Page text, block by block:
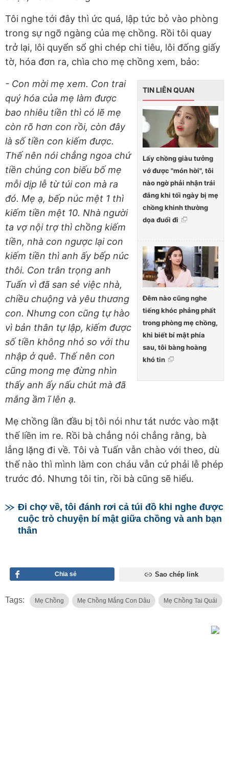
Tôi nghe tới đây thì ức quá, lập tức bỏ vào phòng
trong sự ngỡ ngàng của mẹ chồng. Rồi tôi quay
trở lại, lôi quyển sổ ghi chép chi tiêu, lôi đống giấy
tờ, hóa đơn ra, chìa cho mẹ chồng xem, bảo:
TIN LIÊN QUAN
Lấy chồng giàu tưởng
vớ được "món hời", tôi
nào ngờ phải nhận trái
đắng khi tối ngày bị mẹ
chồng khinh thường
dọa đuổi đi
Đêm nào cũng nghe
tiếng khóc phảng phất
trong phòng mẹ chồng,
khi biết bí mật phía
sau, tôi bàng hoàng
khó tin
- Con mời mẹ xem. Con trai
quý hóa của mẹ làm được
bao nhiêu tiền thì có lẽ mẹ
còn rõ hơn con rồi, còn đây
là số tiền con kiếm được.
Thế nên nói chẳng ngoa chứ
tiền chúng con biếu bố mẹ
mỗi dịp lễ từ túi con mà ra
đó. Mẹ ạ, bếp núc mệt 1 thì
kiếm tiền mệt 10. Nhà người
ta vợ nội trợ thì chồng kiếm
tiền, nhà con ngược lại con
kiếm tiền thì anh ấy bếp núc
thôi. Con trân trọng anh
Tuấn vì đã san sẻ việc nhà,
chiều chuộng và yêu thương
con. Nhưng con cũng tự hào
vì bản thân tự lập, kiếm được
số tiền không nhỏ so với thu
nhập ở quê. Thế nên con
cũng mong mẹ đừng nhìn
thấy anh ấy nấu chút mà đã
mắng ầm ĩ lên ạ.
Mẹ chồng lần đầu bị tôi nói như tát nước vào mặt
thế liền im re. Rồi bà chẳng nói chẳng rằng, bà
lẳng lặng đi về. Tôi và Tuấn vẫn chào với theo, dù
thế nào thì mình làm con cháu vẫn cứ phải lễ phép
trước đó. Nhưng tôi tin, rồi bà cũng sẽ hiểu.
Đi chợ về, tôi đánh rơi cả túi đồ khi nghe được
cuộc trò chuyện bí mật giữa chồng và anh bạn
thân
Chia sẻ Sao chép link
Tags: Mẹ Chồng Mẹ Chồng Mắng Con Dâu Mẹ Chồng Tai Quái